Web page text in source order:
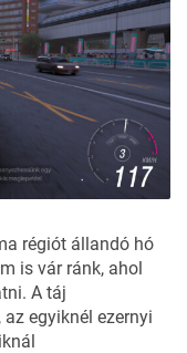
régiót állandó hó
is vár ránk, ahol
A táj
egyiknél ezernyi